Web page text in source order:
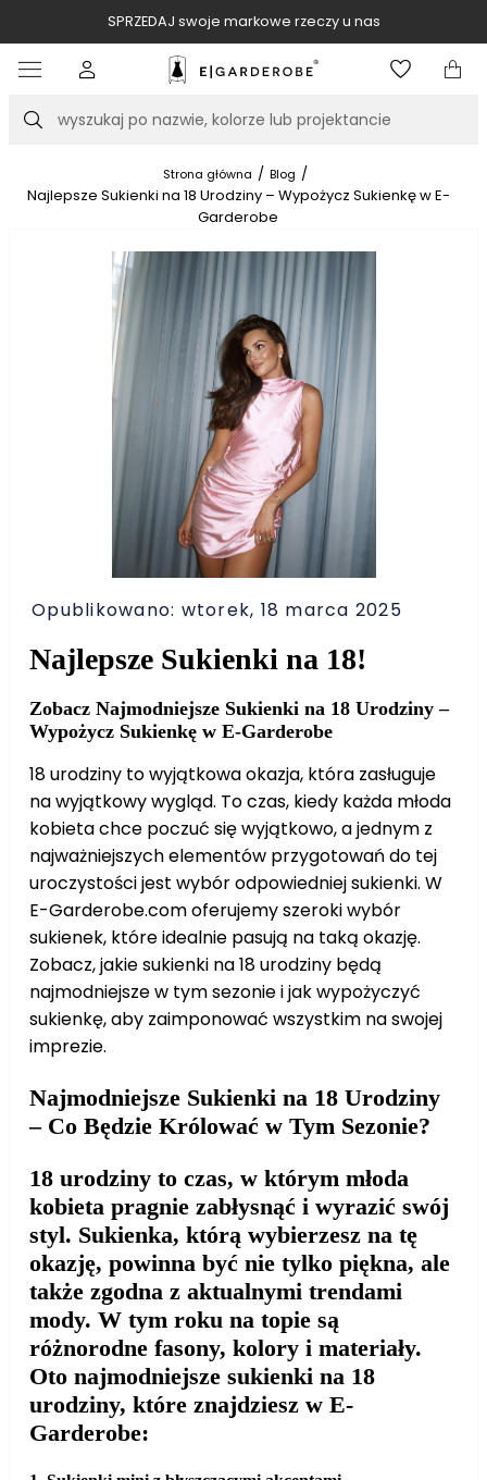
SPRZEDAJ swoje markowe rzeczy u nas
Szukaj
Strona główna / Blog /
Najlepsze Sukienki na 18 Urodziny – Wypożycz Sukienkę w E-
Garderobe
Opublikowano: wtorek, 18 marca 2025
Najlepsze Sukienki na 18!
Zobacz Najmodniejsze Sukienki na 18 Urodziny –
Wypożycz Sukienkę w E-Garderobe
18 urodziny to wyjątkowa okazja, która zasługuje
na wyjątkowy wygląd. To czas, kiedy każda młoda
kobieta chce poczuć się wyjątkowo, a jednym z
najważniejszych elementów przygotowań do tej
uroczystości jest wybór odpowiedniej sukienki. W
E-Garderobe.com oferujemy szeroki wybór
sukienek, które idealnie pasują na taką okazję.
Zobacz, jakie sukienki na 18 urodziny będą
najmodniejsze w tym sezonie i jak wypożyczyć
sukienkę, aby zaimponować wszystkim na swojej
imprezie.
Najmodniejsze Sukienki na 18 Urodziny
– Co Będzie Królować w Tym Sezonie?
18 urodziny to czas, w którym młoda
kobieta pragnie zabłysnąć i wyrazić swój
styl. Sukienka, którą wybierzesz na tę
okazję, powinna być nie tylko piękna, ale
także zgodna z aktualnymi trendami
mody. W tym roku na topie są
różnorodne fasony, kolory i materiały.
Oto najmodniejsze sukienki na 18
urodziny, które znajdziesz w E-
Garderobe: